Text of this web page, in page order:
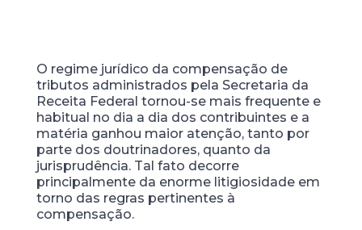
O regime jurídico da compensação de
tributos administrados pela Secretaria da
Receita Federal tornou-se mais frequente e
habitual no dia a dia dos contribuintes e a
matéria ganhou maior atenção, tanto por
parte dos doutrinadores, quanto da
jurisprudência. Tal fato decorre
principalmente da enorme litigiosidade em
torno das regras pertinentes à
compensação.